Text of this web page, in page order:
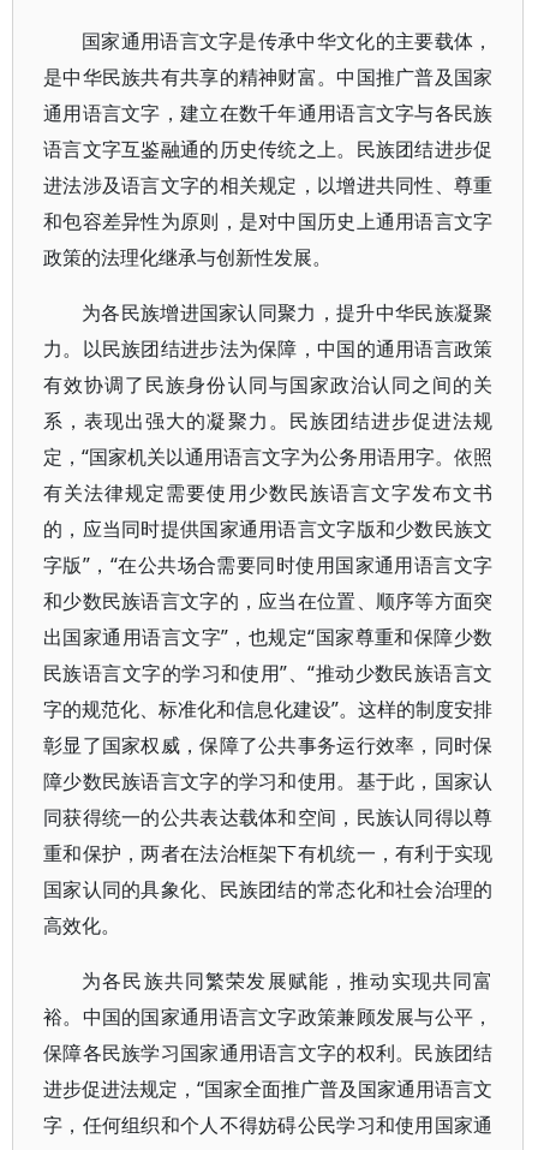
国家通用语言文字是传承中华文化的主要载体，
是中华民族共有共享的精神财富。中国推广普及国家
通用语言文字，建立在数千年通用语言文字与各民族
语言文字互鉴融通的历史传统之上。民族团结进步促
进法涉及语言文字的相关规定，以增进共同性、尊重
和包容差异性为原则，是对中国历史上通用语言文字
政策的法理化继承与创新性发展。
为各民族增进国家认同聚力，提升中华民族凝聚
力。以民族团结进步法为保障，中国的通用语言政策
有效协调了民族身份认同与国家政治认同之间的关
系，表现出强大的凝聚力。民族团结进步促进法规
定，“国家机关以通用语言文字为公务用语用字。依照
有关法律规定需要使用少数民族语言文字发布文书
的，应当同时提供国家通用语言文字版和少数民族文
字版”，“在公共场合需要同时使用国家通用语言文字
和少数民族语言文字的，应当在位置、顺序等方面突
出国家通用语言文字”，也规定“国家尊重和保障少数
民族语言文字的学习和使用”、“推动少数民族语言文
字的规范化、标准化和信息化建设”。这样的制度安排
彰显了国家权威，保障了公共事务运行效率，同时保
障少数民族语言文字的学习和使用。基于此，国家认
同获得统一的公共表达载体和空间，民族认同得以尊
重和保护，两者在法治框架下有机统一，有利于实现
国家认同的具象化、民族团结的常态化和社会治理的
高效化。
为各民族共同繁荣发展赋能，推动实现共同富
裕。中国的国家通用语言文字政策兼顾发展与公平，
保障各民族学习国家通用语言文字的权利。民族团结
进步促进法规定，“国家全面推广普及国家通用语言文
字，任何组织和个人不得妨碍公民学习和使用国家通